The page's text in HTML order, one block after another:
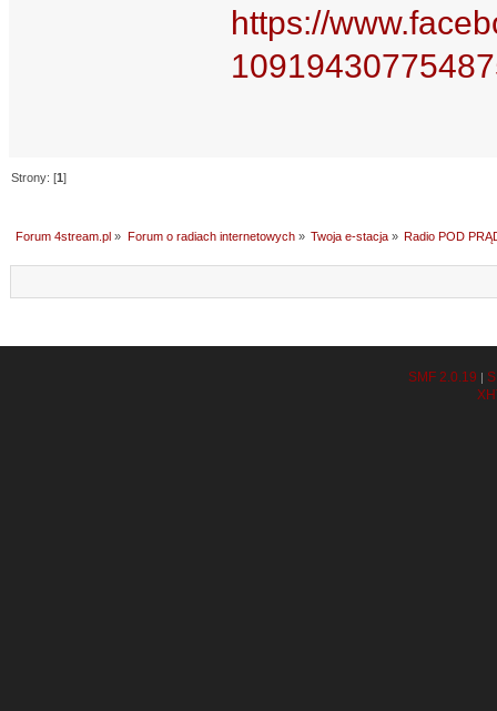
https://
Strony: [1]
Forum 4stream.pl » Forum o radiach internetowych» Twoja e-stacja» Radio POD
SMF 2.0.19 |